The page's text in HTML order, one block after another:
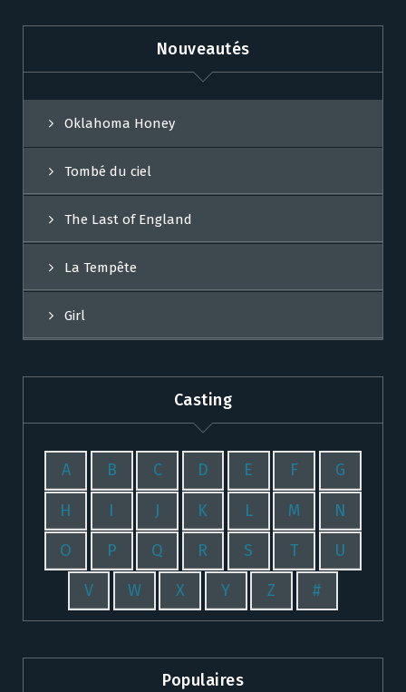
Nouveautés
Oklahoma Honey
Tombé du ciel
The Last of England
La Tempête
Girl
Casting
A B C D E F G
H I J K L M N
O P Q R S T U
V W X Y Z #
Populaires